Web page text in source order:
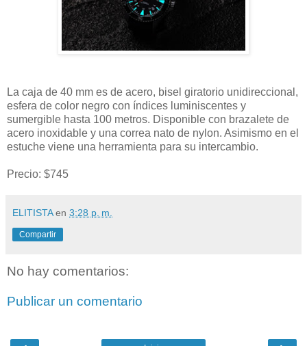
La caja de 40 mm es de acero, bisel giratorio unidireccional,
esfera de color negro con índices luminiscentes y
sumergible hasta 100 metros. Disponible con brazalete de
acero inoxidable y una correa nato de nylon. Asimismo en el
estuche viene una herramienta para su intercambio.
Precio: $745
ELITISTA en 3:28 p. m.
Compartir
No hay comentarios:
Publicar un comentario